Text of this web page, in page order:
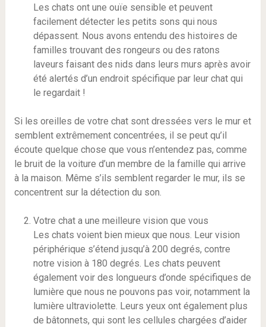
Les chats ont une ouïe sensible et peuvent
facilement détecter les petits sons qui nous
dépassent. Nous avons entendu des histoires de
familles trouvant des rongeurs ou des ratons
laveurs faisant des nids dans leurs murs après avoir
été alertés d’un endroit spécifique par leur chat qui
le regardait !
Si les oreilles de votre chat sont dressées vers le mur et
semblent extrêmement concentrées, il se peut qu’il
écoute quelque chose que vous n’entendez pas, comme
le bruit de la voiture d’un membre de la famille qui arrive
à la maison. Même s’ils semblent regarder le mur, ils se
concentrent sur la détection du son.
Votre chat a une meilleure vision que vous
Les chats voient bien mieux que nous. Leur vision
périphérique s’étend jusqu’à 200 degrés, contre
notre vision à 180 degrés. Les chats peuvent
également voir des longueurs d’onde spécifiques de
lumière que nous ne pouvons pas voir, notamment la
lumière ultraviolette. Leurs yeux ont également plus
de bâtonnets, qui sont les cellules chargées d’aider